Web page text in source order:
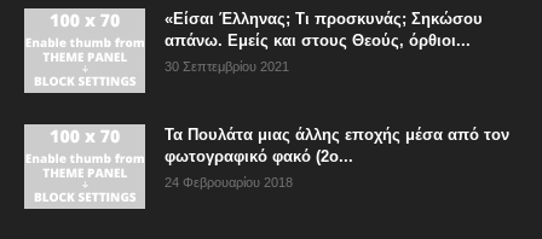
«Είσαι Έλληνας; Τι προσκυνάς; Σηκώσου
απάνω. Εμείς και στους Θεούς, όρθιοι...
30 Σεπτεμβρίου 2021
Τα Πουλάτα μιας άλλης εποχής μέσα από τον
φωτογραφικό φακό (2ο...
24 Φεβρουαρίου 2018